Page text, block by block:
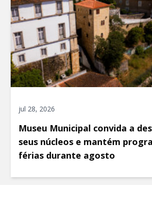
jul 28, 2026
Museu Municipal convida a
seus núcleos e mantém
férias durante agosto